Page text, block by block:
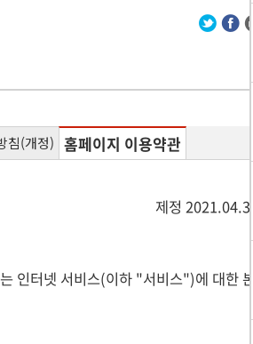
침(개정) 홈페이지 이용약관
제정 2021.04.30.
터넷 서비스(이하 "서비스")에 대한 본